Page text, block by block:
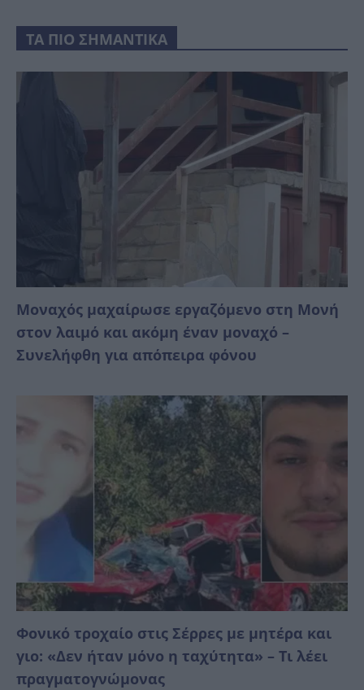
ΤΑ ΠΙΟ ΣΗΜΑΝΤΙΚΑ
Μοναχός μαχαίρωσε εργαζόμενο στη Μονή
στον λαιμό και ακόμη έναν μοναχό –
Συνελήφθη για απόπειρα φόνου
Φονικό τροχαίο στις Σέρρες με μητέρα και
γιο: «Δεν ήταν μόνο η ταχύτητα» – Τι λέει
πραγματογνώμονας